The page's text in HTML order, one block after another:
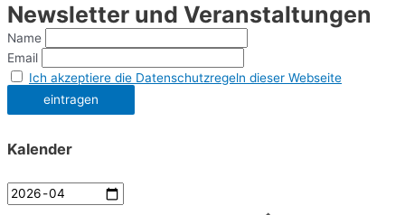
Newsletter und Veranstaltungen
Name
Email
Ich akzeptiere die Datenschutzregeln dieser Webseite
Kalender